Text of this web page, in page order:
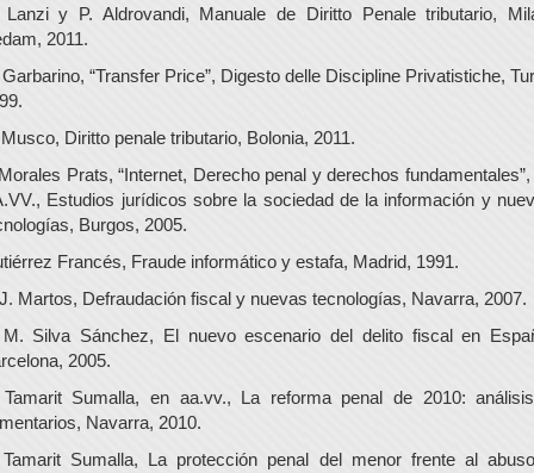
y P. Aldrovandi, Manuale de Diritto Penale tributario,
2011.
“Transfer Price”, Digesto delle Discipline Privatistiche,
Diritto penale tributario, Bolonia, 2011.
Prats, “Internet, Derecho penal y derechos fundamentales”,
Estudios jurídicos sobre la sociedad de la información y
Burgos, 2005.
Francés, Fraude informático y estafa, Madrid, 1991.
Martos, Defraudación fiscal y nuevas tecnologías, Navarra, 2007.
Silva Sánchez, El nuevo escenario del delito fiscal en
2005.
Sumalla, en aa.vv., La reforma penal de 2010:
Navarra, 2010.
Sumalla, La protección penal del menor frente al